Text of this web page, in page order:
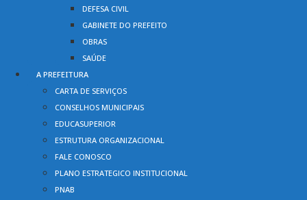
DEFESA CIVIL
GABINETE DO PREFEITO
OBRAS
SAÚDE
A PREFEITURA
CARTA DE SERVIÇOS
CONSELHOS MUNICIPAIS
EDUCASUPERIOR
ESTRUTURA ORGANIZACIONAL
FALE CONOSCO
PLANO ESTRATEGICO INSTITUCIONAL
PNAB